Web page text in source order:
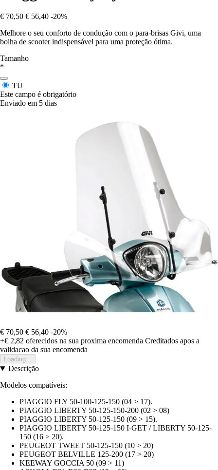
€ 70,50 € 56,40 -20%
Melhore o seu conforto de condução com o para-brisas Givi, uma
bolha de scooter indispensável para uma proteção ótima.
Tamanho
*
TU
Este campo é obrigatório
Enviado em 5 dias
€ 70,50 € 56,40 -20%
+€ 2,82 oferecidos na sua proxima encomenda Creditados apos a
validacao da sua encomenda
Loading...
Descrição
Modelos compatíveis:
PIAGGIO FLY 50-100-125-150 (04 > 17).
PIAGGIO LIBERTY 50-125-150-200 (02 > 08)
PIAGGIO LIBERTY 50-125-150 (09 > 15).
PIAGGIO LIBERTY 50-125-150 I-GET / LIBERTY 50-125-
150 (16 > 20).
PEUGEOT TWEET 50-125-150 (10 > 20)
PEUGEOT BELVILLE 125-200 (17 > 20)
KEEWAY GOCCIA 50 (09 > 11)